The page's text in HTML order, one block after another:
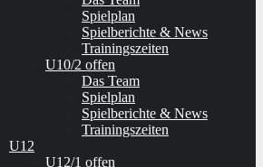
Spielplan
Spielberichte & News
Trainingszeiten
U10/2 offen
Das Team
Spielplan
Spielberichte & News
Trainingszeiten
U12
U12/1 offen